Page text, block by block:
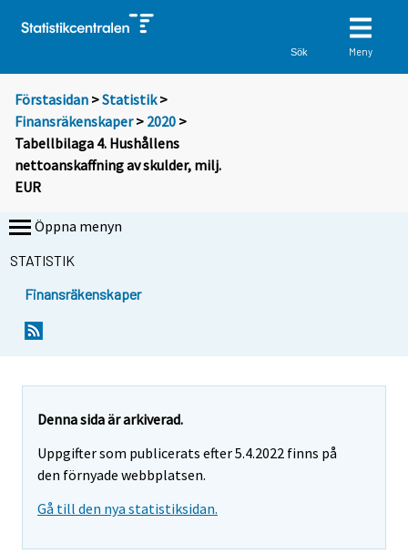
Sök Meny
Förstasidan >Statistik >
Finansräkenskaper> 2020 >
Tabellbilaga 4. Hushållens
nettoanskaffning av skulder, milj.
EUR
Öppna menyn
STATISTIK
Finansräkenskaper
Denna sida är arkiverad.
Uppgifter som publicerats efter 5.4.2022 finns på
den förnyade webbplatsen.
Gå till den nya statistiksidan.